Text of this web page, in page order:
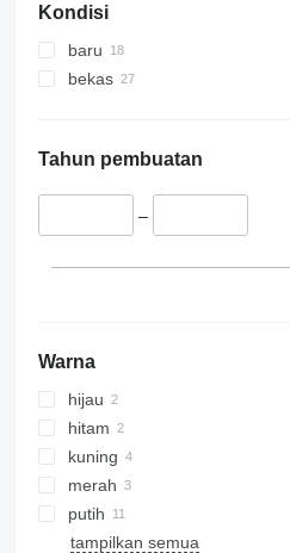
Kondisi
baru
bekas
Tahun pembuatan
–
Warna
hijau
hitam
kuning
merah
putih
tampilkan semua